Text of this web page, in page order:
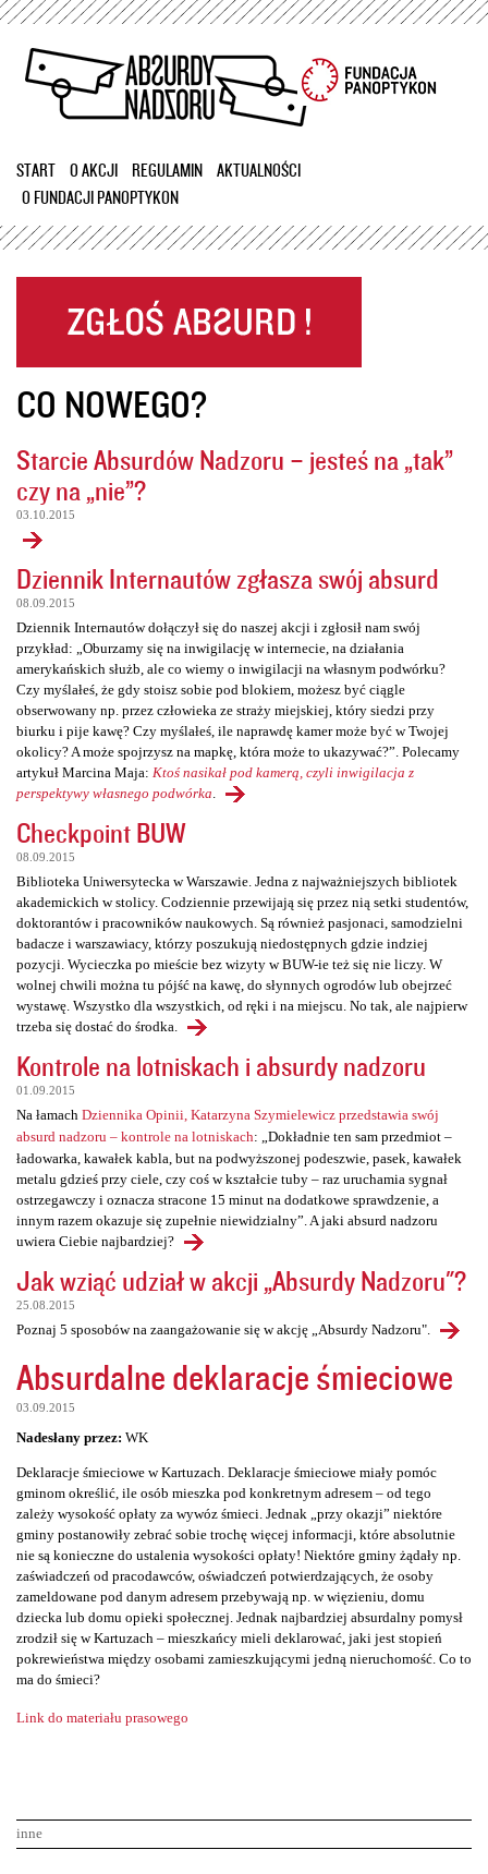
Przejdź
treści
START O AKCJI REGULAMIN
AKTUALNOŚCI
O FUNDACJI PANOPTYKON
CO NOWEGO?
Starcie Absurdów Nadzoru – jesteś na „tak”
czy na „nie”?
03.10.2015
Dziennik Internautów zgłasza swój absurd
08.09.2015
Dziennik Internautów dołączył się do naszej akcji i zgłosił nam swój
przykład: „Oburzamy się na inwigilację w internecie, na działania
amerykańskich służb, ale co wiemy o inwigilacji na własnym podwórku?
Czy myślałeś, że gdy stoisz sobie pod blokiem, możesz być ciągle
obserwowany np. przez człowieka ze straży miejskiej, który siedzi przy
biurku i pije kawę? Czy myślałeś, ile naprawdę kamer może być w Twojej
okolicy? A może spojrzysz na mapkę, która może to ukazywać?”. Polecamy
artykuł Marcina Maja: Ktoś nasikał pod kamerą, czyli inwigilacja z
perspektywy własnego podwórka
Checkpoint BUW
08.09.2015
Biblioteka Uniwersytecka w Warszawie. Jedna z najważniejszych bibliotek
akademickich w stolicy. Codziennie przewijają się przez nią setki studentów,
doktorantów i pracowników naukowych. Są również pasjonaci, samodzielni
badacze i warszawiacy, którzy poszukują niedostępnych gdzie indziej
pozycji. Wycieczka po mieście bez wizyty w BUW-ie też się nie liczy. W
wolnej chwili można tu pójść na kawę, do słynnych ogrodów lub obejrzeć
wystawę. Wszystko dla wszystkich, od ręki i na miejscu. No tak, ale najpierw
trzeba się dostać do środka.
Kontrole na lotniskach i absurdy nadzoru
01.09.2015
Na łamach Dziennika Opinii, Katarzyna Szymielewicz przedstawia swój
absurd nadzoru – kontrole na lotniskach: „Dokładnie ten sam przedmiot –
ładowarka, kawałek kabla, but na podwyższonej podeszwie, pasek, kawałek
metalu gdzieś przy ciele, czy coś w kształcie tuby – raz uruchamia sygnał
ostrzegawczy i oznacza stracone 15 minut na dodatkowe sprawdzenie, a
innym razem okazuje się zupełnie niewidzialny”. A jaki absurd nadzoru
uwiera Ciebie najbardziej?
Jak wziąć udział w akcji „Absurdy Nadzoru"?
25.08.2015
Poznaj 5 sposobów na zaangażowanie się w akcję „Absurdy Nadzoru".
Absurdalne deklaracje śmieciowe
03.09.2015
Nadesłany przez: WK
Deklaracje śmieciowe w Kartuzach. Deklaracje śmieciowe miały pomóc
gminom określić, ile osób mieszka pod konkretnym adresem – od tego
zależy wysokość opłaty za wywóz śmieci. Jednak „przy okazji” niektóre
gminy postanowiły zebrać sobie trochę więcej informacji, które absolutnie
nie są konieczne do ustalenia wysokości opłaty! Niektóre gminy żądały np.
zaświadczeń od pracodawców, oświadczeń potwierdzających, że osoby
zameldowane pod danym adresem przebywają np. w więzieniu, domu
dziecka lub domu opieki społecznej. Jednak najbardziej absurdalny pomysł
zrodził się w Kartuzach – mieszkańcy mieli deklarować, jaki jest stopień
pokrewieństwa między osobami zamieszkującymi jedną nieruchomość. Co to
ma do śmieci?
Link do materiału prasowego
inne